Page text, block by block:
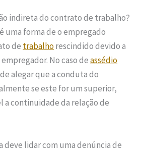
indireta do contrato de trabalho?
uma forma de o empregado
de trabalhorescindido devido a
No caso deassédio
alegar que a conduta do
se este for um superior,
a continuidade da relação de
deve lidar com uma denúncia de